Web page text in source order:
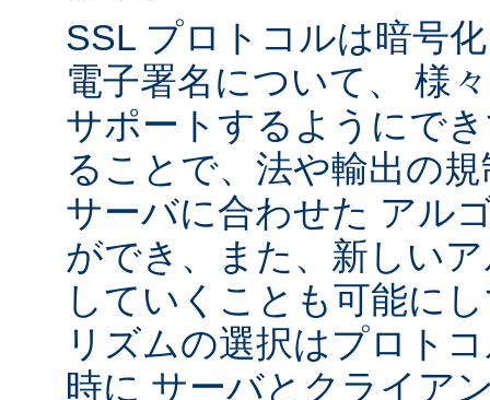
SSL プロトコルは暗号
電子署名について、 様
サポートするようにで
ることで、法や輸出の
サーバに合わせた アル
ができ、また、新しい
していくことも可能に
リズムの選択はプロト
時に サーバとクライア